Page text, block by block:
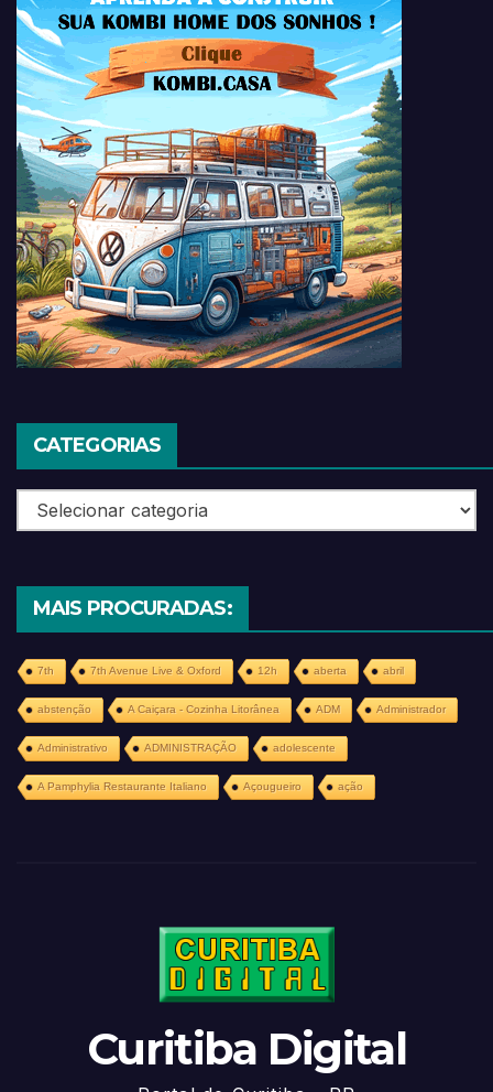
CATEGORIAS
Categorias
MAIS PROCURADAS:
7th 7th Avenue Live & Oxford 12h aberta abril
abstenção A Caiçara - Cozinha Litorânea ADM Administrador
Administrativo ADMINISTRAÇÃO adolescente
A Pamphylia Restaurante Italiano Açougueiro ação
Curitiba Digital